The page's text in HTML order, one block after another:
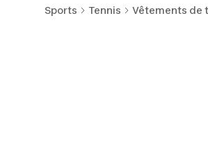
Sports Tennis Vêtements de